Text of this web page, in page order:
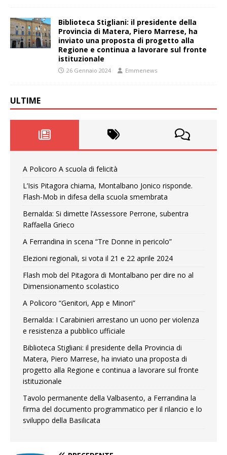
Biblioteca Stigliani: il presidente della
Provincia di Matera, Piero Marrese, ha
inviato una proposta di progetto alla
Regione e continua a lavorare sul fronte
istituzionale
26 Gennaio 2024 Emmenews
ULTIME
A Policoro A scuola di felicità
L’Isis Pitagora chiama, Montalbano Jonico risponde.
Flash-Mob in difesa della scuola smembrata
Bernalda: Si dimette l’Assessore Perrone, subentra
Raffaella Grieco
A Ferrandina in scena “Tre Donne in pericolo”
Elezioni regionali, si vota il 21 e 22 aprile 2024
Flash mob del Pitagora di Montalbano per dire no al
Dimensionamento scolastico
A Policoro “Genitori, App e Minori”
Bernalda: I Carabinieri arrestano un uono per violenza
e resistenza a pubblico ufficiale
Biblioteca Stigliani: il presidente della Provincia di
Matera, Piero Marrese, ha inviato una proposta di
progetto alla Regione e continua a lavorare sul fronte
istituzionale
Tavolo permanente della Valbasento, a Ferrandina la
firma del documento programmatico per il rilancio e lo
sviluppo della Basilicata